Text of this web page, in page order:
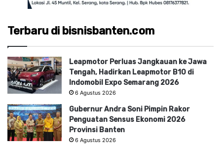
Terbaru di bisnisbanten.com
Leapmotor Perluas Jangkauan ke Jawa
Tengah, Hadirkan Leapmotor B10 di
Indomobil Expo Semarang 2026
6 Agustus 2026
Gubernur Andra Soni Pimpin Rakor
Penguatan Sensus Ekonomi 2026
Provinsi Banten
6 Agustus 2026